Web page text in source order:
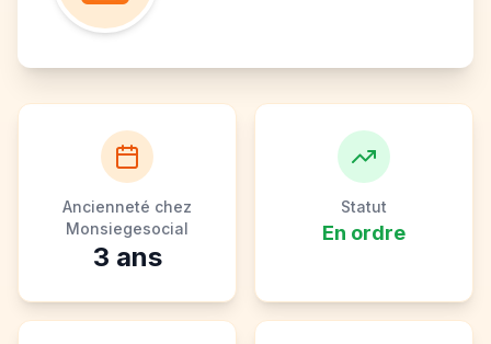
Ancienneté chez
Monsiegesocial
3 ans
Statut
En ordre